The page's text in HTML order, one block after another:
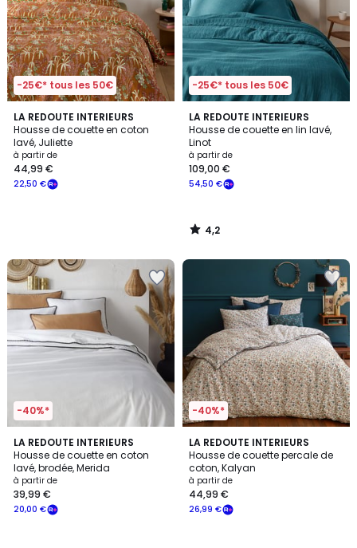
-25€* tous les 50€
LA REDOUTE INTERIEURS
Housse de couette en coton
lavé, Juliette
à partir de
22,50 €
44,99 €
-25€* tous les 50€
LA REDOUTE INTERIEURS
Housse de couette en lin lavé,
Linot
à partir de
54,50 €
109,00 €
4,2
/ 5
4,2
/
-40%*
LA REDOUTE INTERIEURS
Housse de couette en coton
lavé, brodée, Merida
à partir de
20,00 €
39,99 €
4,1
/ 5
4
Couleurs
-40%*
LA REDOUTE INTERIEURS
Housse de couette percale de
coton, Kalyan
à partir de
26,99 €
44,99 €
4,8
/ 5